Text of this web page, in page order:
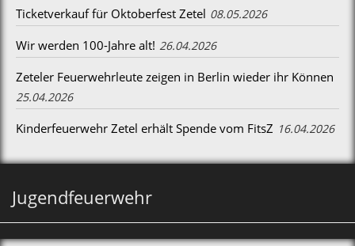
Ticketverkauf für Oktoberfest Zetel 08.05.2026
Wir werden 100-Jahre alt! 26.04.2026
Zeteler Feuerwehrleute zeigen in Berlin wieder ihr Können
25.04.2026
Kinderfeuerwehr Zetel erhält Spende vom FitsZ 16.04.2026
Jugendfeuerwehr